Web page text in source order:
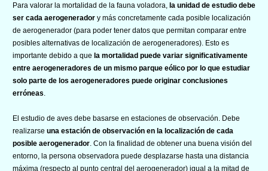
Para valorar la mortalidad de la fauna voladora, la unidad de estudio debe
ser cada aerogenerador y más concretamente cada posible localización
de aerogenerador (para poder tener datos que permitan comparar entre
posibles alternativas de localización de aerogeneradores). Esto es
importante debido a que la mortalidad puede variar significativamente
entre aerogeneradores de un mismo parque eólico por lo que estudiar
solo parte de los aerogeneradores puede originar conclusiones
erróneas
El estudio de aves debe basarse en estaciones de observación. Debe
realizarse una estación de observación en la localización de cada
posible aerogenerador . Con la finalidad de obtener una buena visión del
entorno, la persona observadora puede desplazarse hasta una distancia
máxima (respecto al punto central del aerogenerador) igual a la mitad de